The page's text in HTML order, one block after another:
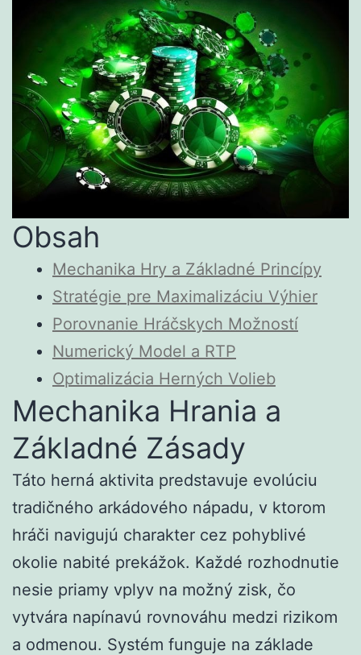
Obsah
Mechanika Hry a Základné Princípy
Stratégie pre Maximalizáciu Výhier
Porovnanie Hráčskych Možností
Numerický Model a RTP
Optimalizácia Herných Volieb
Mechanika Hrania a
Základné Zásady
Táto herná aktivita predstavuje evolúciu
tradičného arkádového nápadu, v ktorom
hráči navigujú charakter cez pohyblivé
okolie nabité prekážok. Každé rozhodnutie
nesie priamy vplyv na možný zisk, čo
vytvára napínavú rovnováhu medzi rizikom
a odmenou. Systém funguje na základe